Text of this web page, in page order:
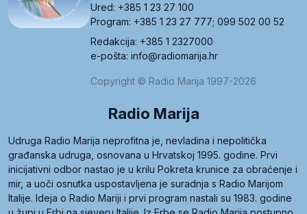
Ured: +385 1 23 27 100
Program: +385 1 23 27 777; 099 502 00 52
Redakcija: +385 1 2327000
e-pošta: info@radiomarija.hr
Copyright © Radio Marija 1997-2026
Radio Marija
Udruga Radio Marija neprofitna je, nevladina i nepolitička
građanska udruga, osnovana u Hrvatskoj 1995. godine. Prvi
inicijativni odbor nastao je u krilu Pokreta krunice za obraćenje i
mir, a uoči osnutka uspostavljena je suradnja s Radio Marijom
Italije. Ideja o Radio Mariji i prvi program nastali su 1983. godine